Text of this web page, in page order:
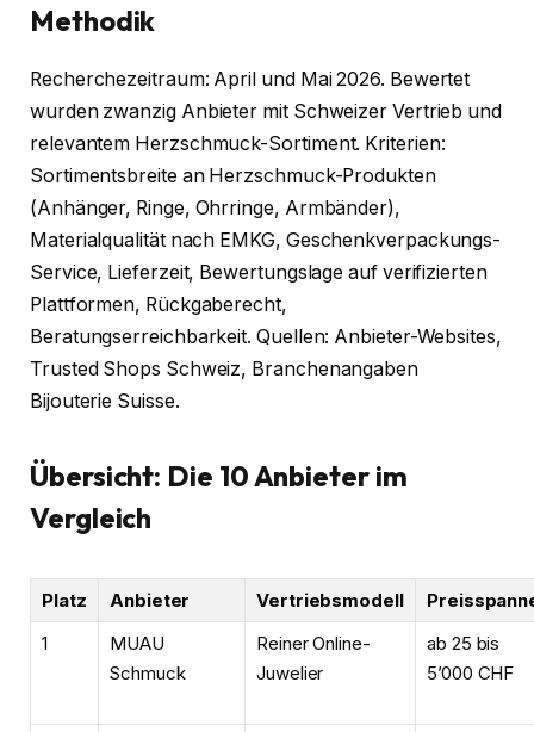
Methodik
Recherchezeitraum: April und Mai 2026. Bewertet
wurden zwanzig Anbieter mit Schweizer Vertrieb und
relevantem Herzschmuck-Sortiment. Kriterien:
Sortimentsbreite an Herzschmuck-Produkten
(Anhänger, Ringe, Ohrringe, Armbänder),
Materialqualität nach EMKG, Geschenkverpackungs-
Service, Lieferzeit, Bewertungslage auf verifizierten
Plattformen, Rückgaberecht,
Beratungserreichbarkeit. Quellen: Anbieter-Websites,
Trusted Shops Schweiz, Branchenangaben
Bijouterie Suisse.
Übersicht: Die 10 Anbieter im
Vergleich
Platz Anbieter Vertriebsmodell
1
MUAU
Schmuck
Reiner Online-
Juwelier
ab 25 bis
5’000 CHF